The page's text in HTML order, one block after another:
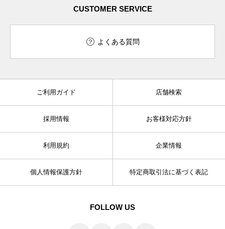
CUSTOMER SERVICE
よくある質問
ご利用ガイド 店舗検索
採用情報 お客様対応方針
利用規約 企業情報
個人情報保護方針 特定商取引法に基づく表記
FOLLOW US